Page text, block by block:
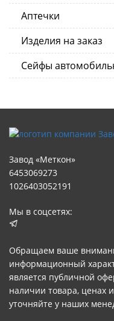
Аптечки
Изделия на заказ
Сейфы
Завод «Меткон»
6453069273
1026403052191
Мы в соцсетях:
Обращаем ваше
информационный
является публичной
наличии товара, ценах
уточняйте у наших